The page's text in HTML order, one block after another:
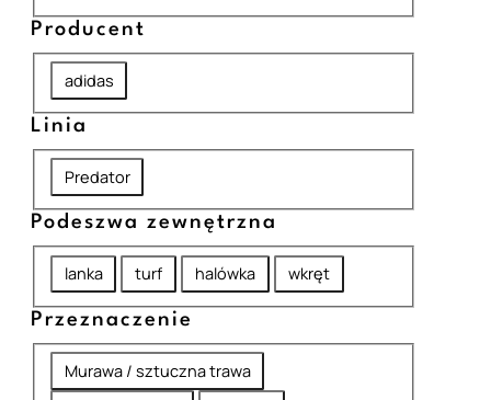
a
Producent
r
o
u
c
n
t
adidas
Linia
i
n
a
Predator
Podeszwa zewnętrzna
o
d
lanka turf halówka wkręt
Przeznaczenie
Murawa / sztuczna trawa